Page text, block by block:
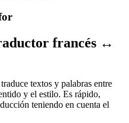
francés ↔
textos y palabras entre
y el estilo. Es rápido,
teniendo en cuenta el